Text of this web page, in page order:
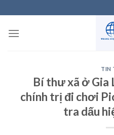
to
content
TIN
Bí thư xã ở Gia
chính trị đi chơi
tra dấu